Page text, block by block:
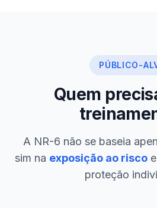
PÚBLICO-
Quem
A NR-6 não se baseia
sim na exposição ao riscoe
proteção